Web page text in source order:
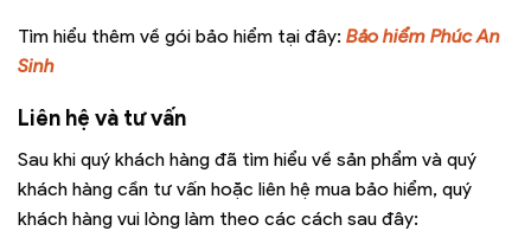
Tìm hiểu thêm về gói bảo hiểm tại đây: Bảo hiểm Phúc An
Sinh
Liên hệ và tư vấn
Sau khi quý khách hàng đã tìm hiểu về sản phẩm và quý
khách hàng cần tư vấn hoặc liên hệ mua bảo hiểm, quý
khách hàng vui lòng làm theo các cách sau đây: